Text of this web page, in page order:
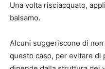
Una volta risciacquato,
balsamo.
Alcuni suggeriscono di
questo caso, per evitare di